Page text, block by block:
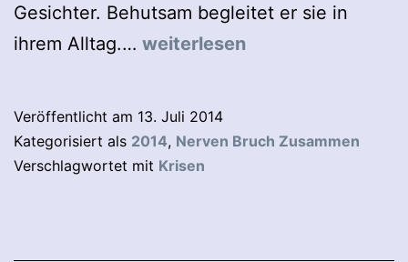
Gesichter. Behutsam begleitet er sie in
ihrem Alltag.… Nerven
weiterlesen
Veröffentlicht am 13. Juli 2014
Kategorisiert als 2014, Nerven Bruch Zusammen
Verschlagwortet mit Krisen